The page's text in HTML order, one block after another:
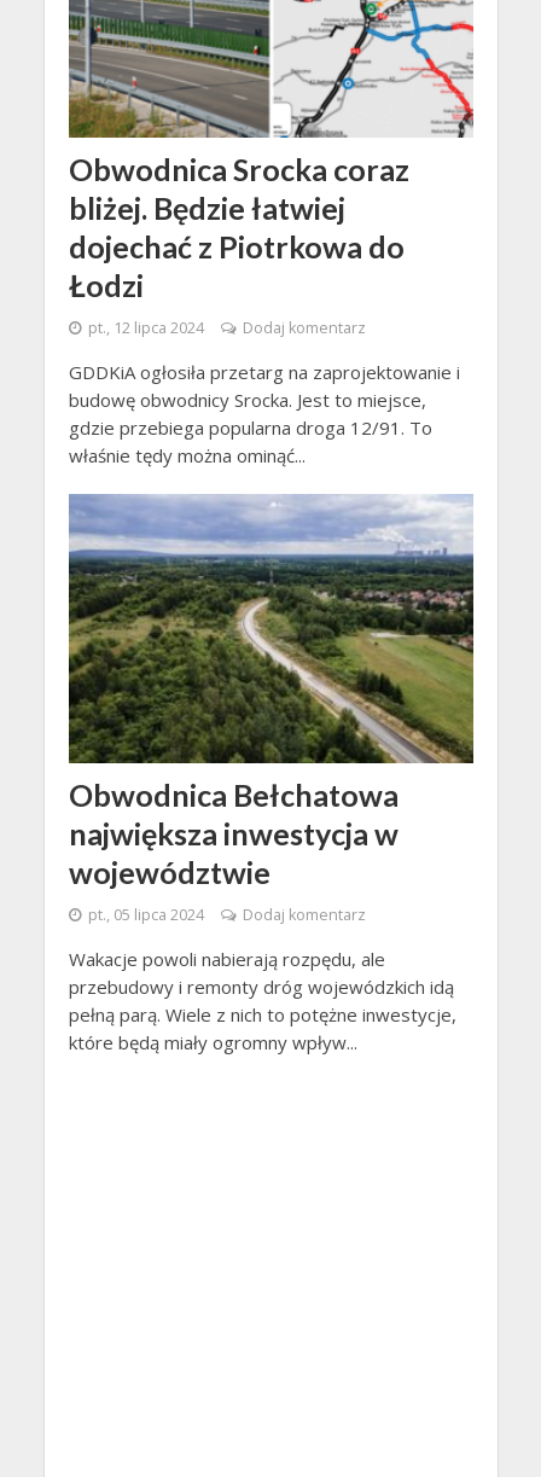
Obwodnica Srocka coraz
bliżej. Będzie łatwiej
dojechać z Piotrkowa do
Łodzi
pt., 12 lipca 2024 Dodaj komentarz
GDDKiA ogłosiła przetarg na zaprojektowanie i
budowę obwodnicy Srocka. Jest to miejsce,
gdzie przebiega popularna droga 12/91. To
właśnie tędy można ominąć...
Obwodnica Bełchatowa
największa inwestycja w
województwie
pt., 05 lipca 2024 Dodaj komentarz
Wakacje powoli nabierają rozpędu, ale
przebudowy i remonty dróg wojewódzkich idą
pełną parą. Wiele z nich to potężne inwestycje,
które będą miały ogromny wpływ...